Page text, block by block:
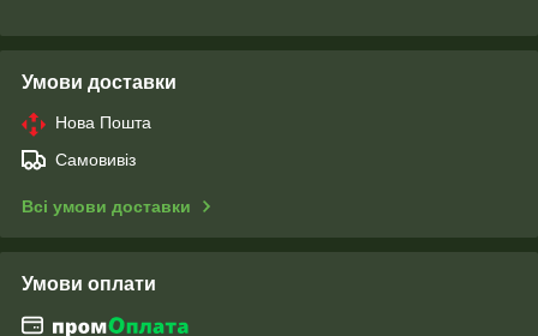
Умови доставки
Нова Пошта
Самовивіз
Всі умови доставки
Умови оплати